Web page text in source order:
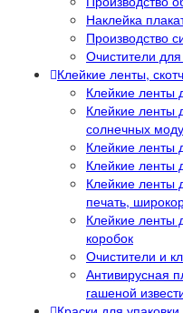
Наклейка
Производство
Очистители
Клейкие ленты, скотч
Клейкие ленты
Клейкие ленты
солнечных
Клейкие ленты
Клейкие ленты
Клейкие ленты
печать,
Клейкие ленты
коробок
Очистители и
Антивирусная
гашеной